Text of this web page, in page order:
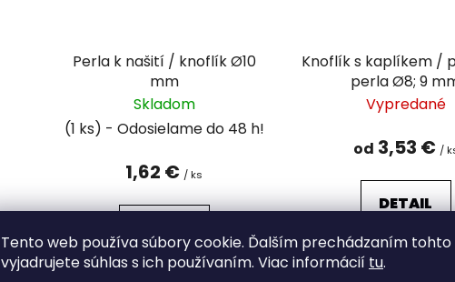
Tento web používa súbory cookie. Ďalším prechádzaním tohto
vyjadrujete súhlas s ich používaním. Viac informácií tu.
Perla k našití / knoflík Ø10
mm
Skladom
(1 ks)
1,62 € / ks
Knoflík s kaplíkem /
perla Ø8; 9
Vypredané
od 3,53 € /
DETAIL